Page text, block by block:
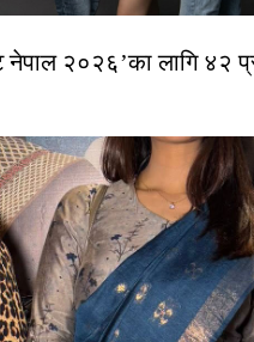
नेपाल २०२६’का लागि ४२